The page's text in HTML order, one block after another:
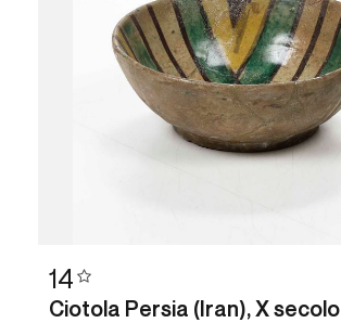
14
Ciotola Persia (Iran), X secolo